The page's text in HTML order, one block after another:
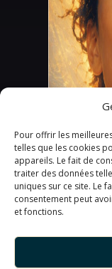
Pour offrir les
telles que les cookies
appareils. Le fait de
traiter des données
uniques sur ce site. Le
consentement peut
et fonctions.